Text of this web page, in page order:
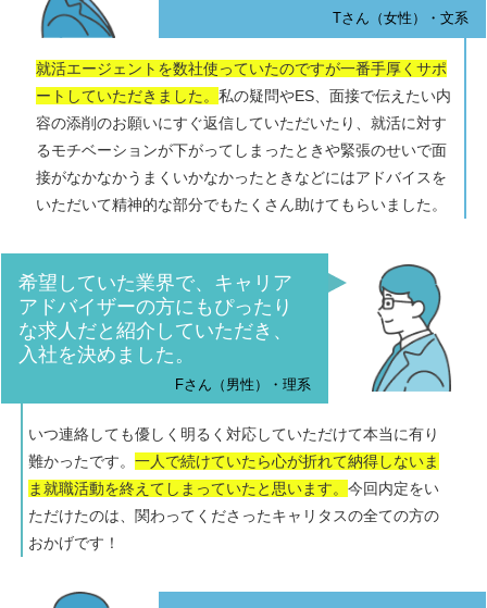
Tさん（女性）・文系
就活エージェントを数社使っていたのですが一番手厚くサポ
ートしていただきました。 私の疑問やES、面接で伝えたい内
容の添削のお願いにすぐ返信していただいたり、就活に対す
るモチベーションが下がってしまったときや緊張のせいで面
接がなかなかうまくいかなかったときなどにはアドバイスを
いただいて精神的な部分でもたくさん助けてもらいました。
希望していた業界で、キャリア
アドバイザーの方にもぴったり
な求人だと紹介していただき、
入社を決めました。
Fさん（男性）・理系
いつ連絡しても優しく明るく対応していただけて本当に有り
難かったです。 一人で続けていたら心が折れて納得しないま
ま就職活動を終えてしまっていたと思います。 今回内定をい
ただけたのは、関わってくださったキャリタスの全ての方の
おかげです！